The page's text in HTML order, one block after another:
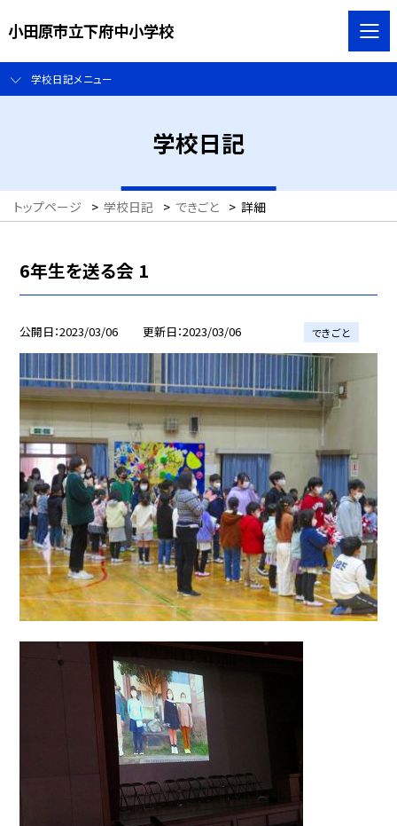
小田原市立下府中小学校
学校日記メニュー
学校日記
トップページ > 学校日記 > できごと > 詳細
6年生を送る会 1
公開日 2023/03/06 更新日 2023/03/06 できごと